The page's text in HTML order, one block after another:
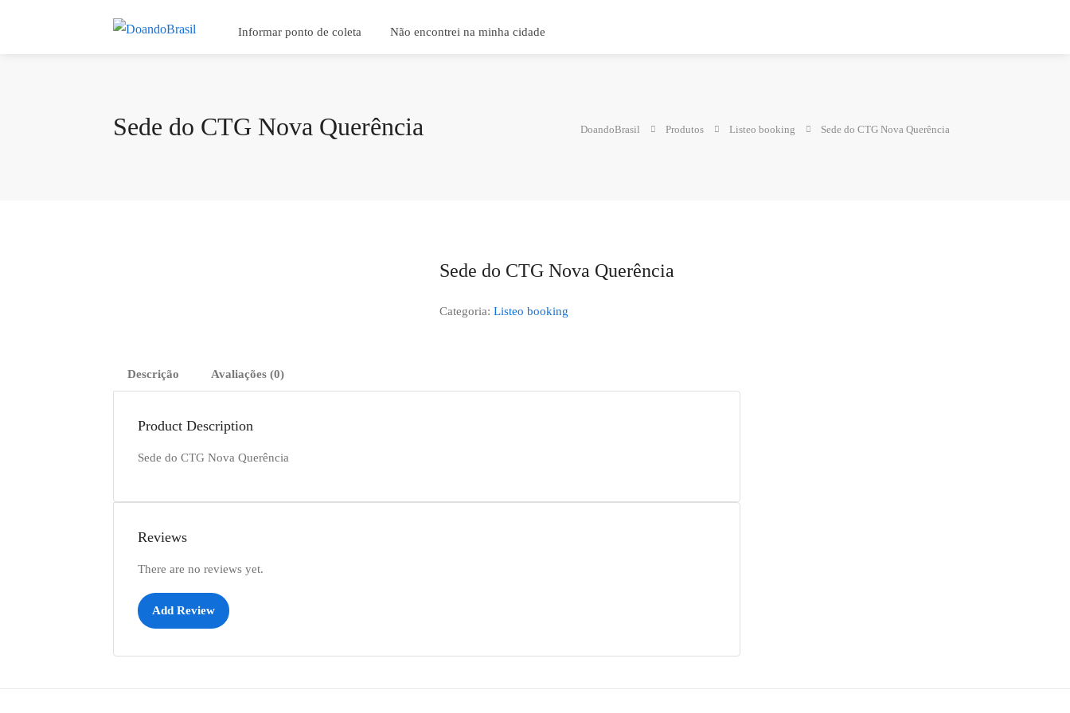
Informar ponto de coleta Não encontrei na minha cidade
Sede do CTG Nova Querência DoandoBrasil Produtos Listeo booking Sede do CTG Nova Querência
Sede do CTG Nova Querência
Categoria: Listeo booking
Descrição Avaliações (0)
Product Description
Sede do CTG Nova Querência
Reviews
There are no reviews yet.
Add Review